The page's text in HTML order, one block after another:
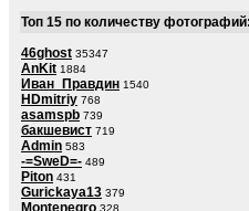
Топ 15 по количеству фотографий:
46ghost 35347
AnKit 1884
Иван_Правдин 1540
HDmitriy 768
asamspb 739
бакшевист 719
Admin 583
-=SweD=- 489
Piton 431
Gurickaya13 379
Montenegro 328